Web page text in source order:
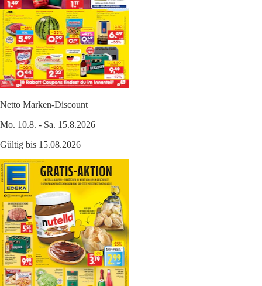
Netto Marken-Discount
Mo. 10.8. - Sa. 15.8.2026
Gültig bis 15.08.2026